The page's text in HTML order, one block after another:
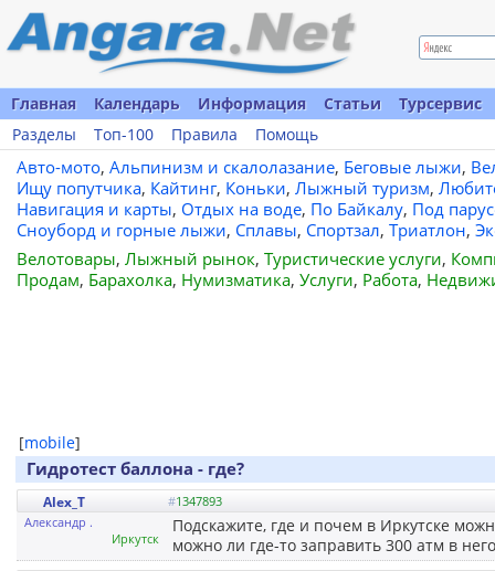
Главная Календарь Информация Статьи
Турсервис
Разделы
Топ-100 Правила Помощь
Авто-мото, Альпинизм и скалолазание, Беговые лыжи,
Ищу попутчика, Кайтинг, Коньки, Лыжный туризм,
Навигация и карты, Отдых на воде, По Байкалу, Под
Сноуборд и горные лыжи, Сплавы, Спортзал, Триатлон,
Велотовары, Лыжный рынок, Туристические услуги,
Продам, Барахолка, Нумизматика, Услуги, Работа,
[mobile]
Гидротест баллона - где?
Alex_T #1347893
Александр .
Иркутск
Подскажите, где и почем в Иркутске
можно ли где-то заправить 300 атм в